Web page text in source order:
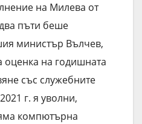
на Милева от
пъти беше
министър Вълчев,
оценка на годишната
със служебните
г. я уволни,
компютърна